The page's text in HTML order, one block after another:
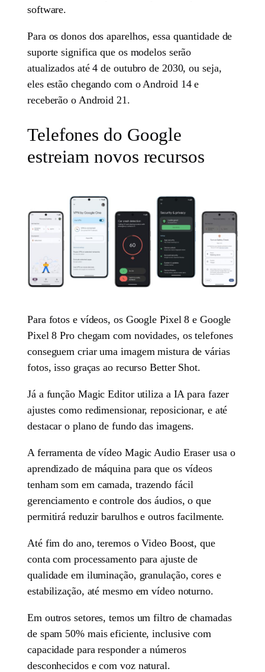
software.
Para os donos dos aparelhos, essa quantidade de
suporte significa que os modelos serão
atualizados até 4 de outubro de 2030, ou seja,
eles estão chegando com o Android 14 e
receberão o Android 21.
Telefones do Google
estreiam novos recursos
Para fotos e vídeos, os Google Pixel 8 e Google
Pixel 8 Pro chegam com novidades, os telefones
conseguem criar uma imagem mistura de várias
fotos, isso graças ao recurso Better Shot.
Já a função Magic Editor utiliza a IA para fazer
ajustes como redimensionar, reposicionar, e até
destacar o plano de fundo das imagens.
A ferramenta de vídeo Magic Audio Eraser usa o
aprendizado de máquina para que os vídeos
tenham som em camada, trazendo fácil
gerenciamento e controle dos áudios, o que
permitirá reduzir barulhos e outros facilmente.
Até fim do ano, teremos o Video Boost, que
conta com processamento para ajuste de
qualidade em iluminação, granulação, cores e
estabilização, até mesmo em vídeo noturno.
Em outros setores, temos um filtro de chamadas
de spam 50% mais eficiente, inclusive com
capacidade para responder a números
desconhecidos e com voz natural.